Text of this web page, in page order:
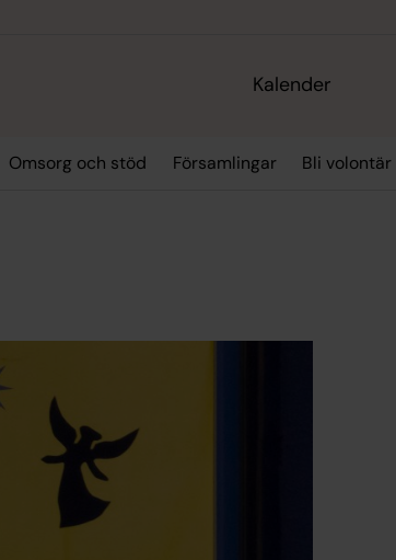
Kalender
Omsorg och stöd Församlingar Bli volontär